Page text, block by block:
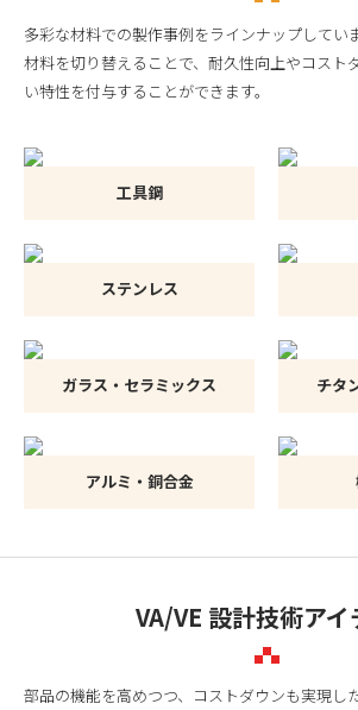
多彩な材料での製作事例をラインナップしていま
材料を切り替えることで、耐久性向上やコスト
い特性を付与することができます。
工具鋼
ステンレス
ガラス・セラミックス チタ
アルミ・銅合金
VA/VE 設計技術アイ
部品の機能を高めつつ、コストダウンも実現した